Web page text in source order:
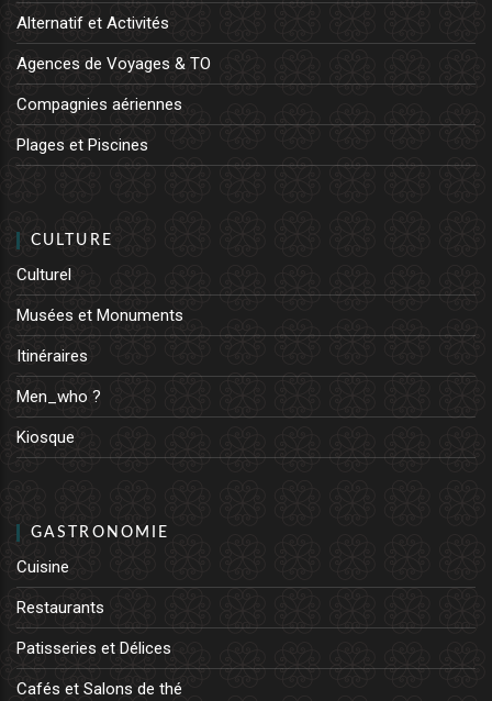
Alternatif et Activités
Agences de Voyages & TO
Compagnies aériennes
Plages et Piscines
CULTURE
Culturel
Musées et Monuments
Itinéraires
Men_who ?
Kiosque
GASTRONOMIE
Cuisine
Restaurants
Patisseries et Délices
Cafés et Salons de thé